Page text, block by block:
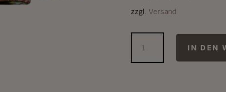
zzgl. Versand
IN DEN